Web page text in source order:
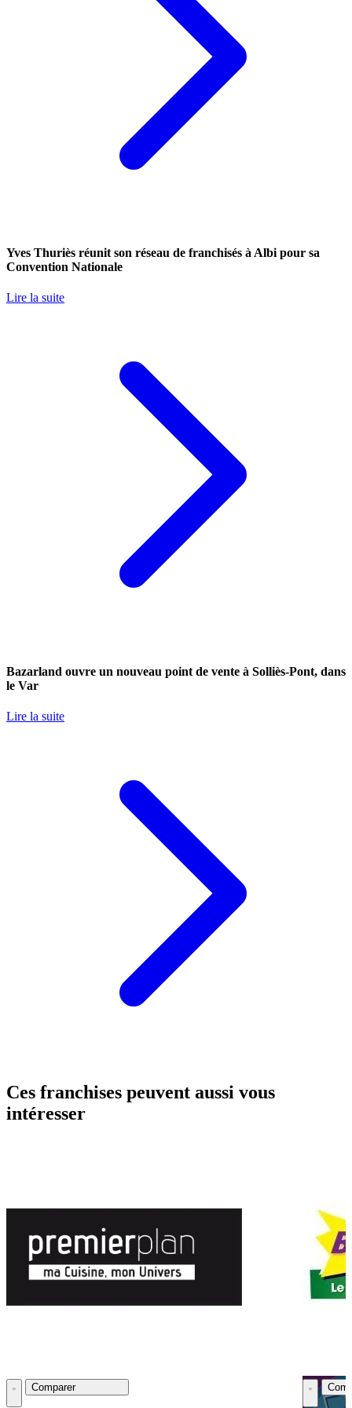
Yves Thuriès réunit son réseau de franchisés à Albi pour sa
Convention Nationale
Lire la suite
Bazarland ouvre un nouveau point de vente à Solliès-Pont, dans
le Var
Lire la suite
Ces franchises peuvent aussi vous
intéresser
Comparer